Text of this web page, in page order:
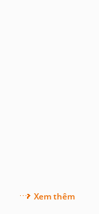
Xem thêm